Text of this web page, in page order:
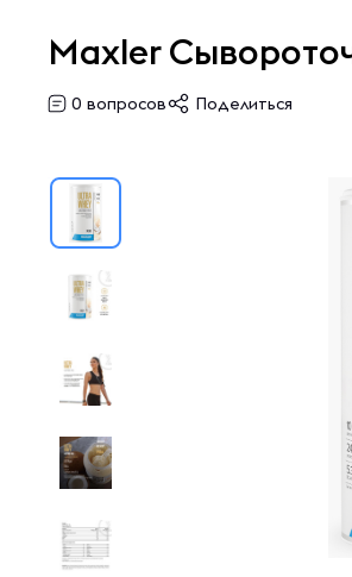
Maxler
0 вопросов Поделиться